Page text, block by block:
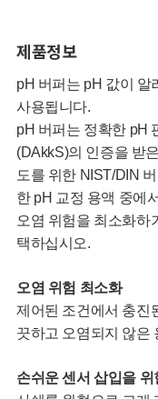
제품정보
pH 버퍼는 pH 값이 알
사용됩니다.
pH 버퍼는 정확한 pH
(DAkkS)의 인증을 받
도를 위한 NIST/DIN
한 pH 교정 용액 중에
오염 위험을 최소화하
택하십시오.
오염 위험 최소화
제어된 조건에서 충진
끗하고 오염되지 않은
손쉬운 센서 삽입을 위